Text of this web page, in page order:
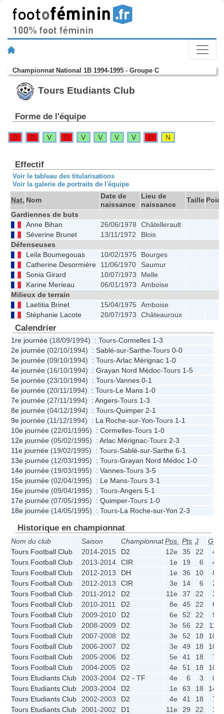
Championnat National 1B 1994-1995 - Groupe C
Tours Etudiants Club
Forme de l'équipe
D D V D V V V V D N
Effectif
Voir le tableau des titularisations
Voir la galerie de portraits de l'équipe
Nat. Nom
Date de
naissance
Lieu de
naissance
Taille
Gardiennes de buts
Anne Bihan
26/06/1978
Châtellerault
Séverine Brunet
13/11/1972
Blois
Défenseuses
Leila Boumegouas
10/02/1975
Bourges
Catherine Desormière
11/06/1970
Saumur
Sonia Girard
10/07/1973
Melle
Karine Merieau
06/01/1973
Amboise
Milieux de terrain
Laetitia Brinet
15/04/1975 Amboise
Stéphanie Lacote
20/07/1973 Châteauroux
Calendrier
1re journée (18/09/1994) : Tours-Cormelles 1-3
2e journée (02/10/1994) : Sablé-sur-Sarthe-Tours 0-0
3e journée (09/10/1994) : Tours-Arlac Mérignac 1-0
4e journée (16/10/1994) : Grayan Nord Médoc-Tours 1-5
5e journée (23/10/1994) : Tours-Vannes 0-1
6e journée (20/11/1994) : Tours-Le Mans 1-0
7e journée (27/11/1994) : Angers-Tours 1-3
8e journée (04/12/1994) : Tours-Quimper 2-1
9e journée (11/12/1994) : La Roche-sur-Yon-Tours 1-1
10e journée (22/01/1995) : Cormelles-Tours 1-0
12e journée (05/02/1995) : Arlac Mérignac-Tours 2-3
11e journée (19/02/1995) : Tours-Sablé-sur-Sarthe 6-1
13e journée (12/03/1995) : Tours-Grayan Nord Médoc 1-0
14e journée (19/03/1995) : Vannes-Tours 3-5
15e journée (02/04/1995) : Le Mans-Tours 3-1
16e journée (09/04/1995) : Tours-Angers 5-1
17e journée (07/05/1995) : Quimper-Tours 1-0
18e journée (14/05/1995) : Tours-La Roche-sur-Yon 2-3
Historique en championnat
Nom du club Saison ChampionnatPos. Pts J G
Tours Football Club
2014-2015 D2 12e 35 22 4
Tours Football Club
2013-2014 CIR 1e 19 6 4
Tours Football Club
2012-2013 DH 1e 36 10 8
Tours Football Club
2012-2013 CIR 3e 14 6 2
Tours Football Club
2011-2012 D2 11e 37 22 3
Tours Football Club
2010-2011 D2 8e 45 22 6
Tours Football Club
2009-2010 D2 6e 52 22 9
Tours Football Club
2008-2009 D2 3e 56 22 11
Tours Football Club
2007-2008 D2 3e 52 18 10
Tours Football Club
2006-2007 D2 3e 49 18 10
Tours Football Club
2005-2006 D2 5e 41 18 7
Tours Football Club
2004-2005 D2 4e 51 18 10
Tours Etudiants Club
2003-2004 D2 - TF 4e 6 3 0
Tours Etudiants Club
2003-2004 D2 1e 63 18 14
Tours Etudiants Club
2002-2003 D2 4e 41 18 7
Tours Etudiants Club
2001-2002 D1 11e 29 22 1